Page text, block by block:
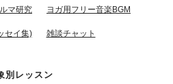
マ研究 ヨガ用フリー音楽BGM
セイ集) 雑談チャット
別レッスン